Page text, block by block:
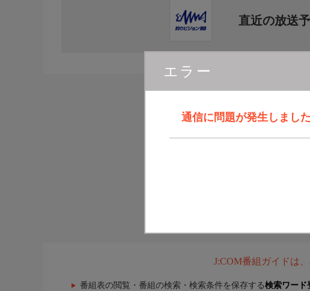
エラー
通信に問題が発生しまし
直近の放送
J:COM番組ガイドは
番組表の閲覧・番組の検索・検索条件を保存する検索ワード